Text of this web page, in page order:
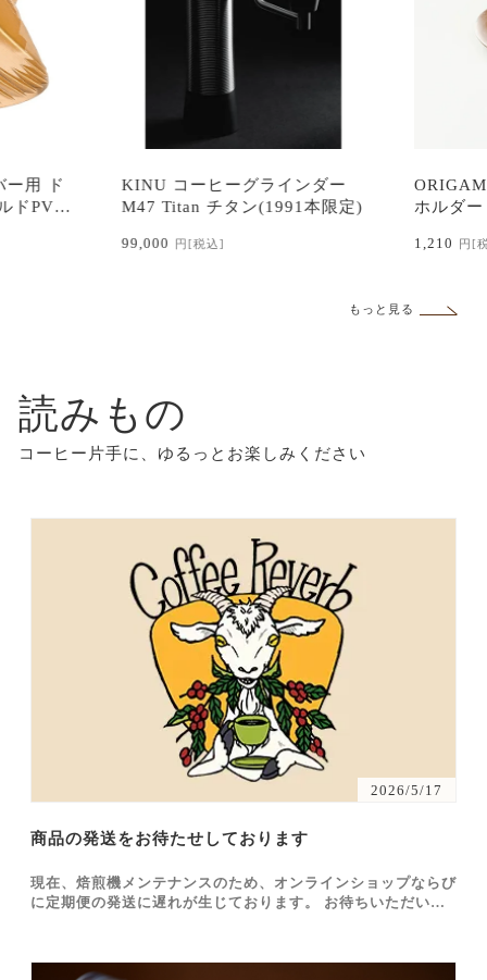
ヒーグラインダー
チタン(1991本限定)
ORIGAMIドリッパー用ウッド
ホルダー
1,210
もっと見る
読みもの
コーヒー片手に、ゆるっとお楽しみください
2026/5/17
商品の発送をお待たせしております
現在、焙煎機メンテナンスのため、オンラインショップならび
に定期便の発送に遅れが生じております。 お待ちいただいて